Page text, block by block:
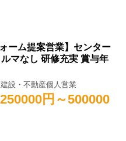
ォーム提案営業】センター
マなし 研修充実 賞与年
設・不動産個人営業
円～500000